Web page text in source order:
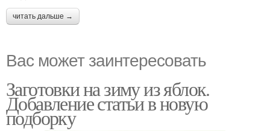
читать дальше →
Вас может заинтересовать
Заготовки на зиму из яблок.
Добавление статьи в новую
подборку